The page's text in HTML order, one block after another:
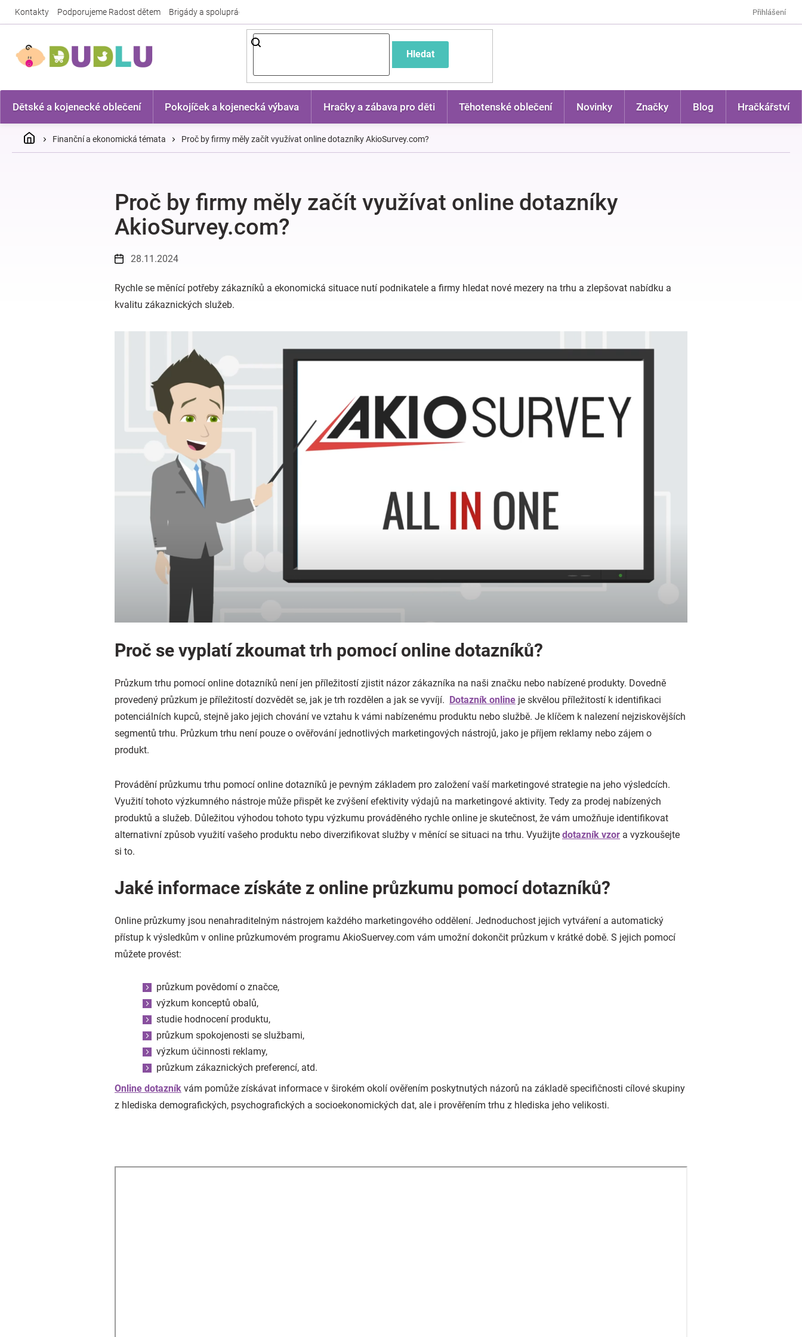
Kontakty Podporujeme Radost dětem Brigády a spolupráce Přihlášení
Hledat
Dětské a kojenecké oblečení Pokojíček a kojenecká výbava Hračky a zábava pro děti Těhotenské oblečení Novinky Značky Blog Hračkářství
DomůFinanční a ekonomická témata Proč by firmy měly začít využívat online dotazníky AkioSurvey.com?
Proč by firmy měly začít využívat online dotazníky
AkioSurvey.com?
28.11.2024
Rychle se měnící potřeby zákazníků a ekonomická situace nutí podnikatele a firmy hledat nové mezery na trhu a zlepšovat nabídku a
kvalitu zákaznických služeb.
Proč se vyplatí zkoumat trh pomocí online dotazníků?
Průzkum trhu pomocí online dotazníků není jen příležitostí zjistit názor zákazníka na naši značku nebo nabízené produkty. Dovedně
provedený průzkum je příležitostí dozvědět se, jak je trh rozdělen a jak se vyvíjí. Dotazník online je skvělou příležitostí k identifikaci
potenciálních kupců, stejně jako jejich chování ve vztahu k vámi nabízenému produktu nebo službě. Je klíčem k nalezení nejziskovějších
segmentů trhu. Průzkum trhu není pouze o ověřování jednotlivých marketingových nástrojů, jako je příjem reklamy nebo zájem o
produkt.
Provádění průzkumu trhu pomocí online dotazníků je pevným základem pro založení vaší marketingové strategie na jeho výsledcích.
Využití tohoto výzkumného nástroje může přispět ke zvýšení efektivity výdajů na marketingové aktivity. Tedy za prodej nabízených
produktů a služeb. Důležitou výhodou tohoto typu výzkumu prováděného rychle online je skutečnost, že vám umožňuje identifikovat
alternativní způsob využití vašeho produktu nebo diverzifikovat služby v měnící se situaci na trhu. Využijte dotazník vzor a vyzkoušejte
si to.
Jaké informace získáte z online průzkumu pomocí dotazníků?
Online průzkumy jsou nenahraditelným nástrojem každého marketingového oddělení. Jednoduchost jejich vytváření a automatický
přístup k výsledkům v online průzkumovém programu AkioSuervey.com vám umožní dokončit průzkum v krátké době. S jejich pomocí
můžete provést:
průzkum povědomí o značce,
výzkum konceptů obalů,
studie hodnocení produktu,
průzkum spokojenosti se službami,
výzkum účinnosti reklamy,
průzkum zákaznických preferencí, atd.
Online dotazník vám pomůže získávat informace v širokém okolí ověřením poskytnutých názorů na základě specifičnosti cílové skupiny
z hlediska demografických, psychografických a socioekonomických dat, ale i prověřením trhu z hlediska jeho velikosti.